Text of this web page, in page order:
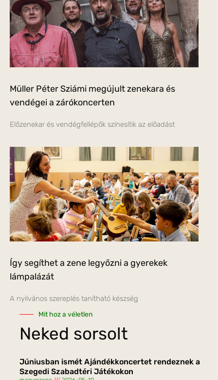
Müller Péter Sziámi megújult zenekara és
vendégei a zárókoncerten
Előzenekar és vendégfellépők színesítik az előadást
Így segíthet a zene legyőzni a gyerekek
lámpalázát
A nyilvános szereplés tanítható készség
Mit hoz a véletlen
Neked sorsolt
Júniusban ismét Ajándékkoncertet rendeznek a
Szegedi Szabadtéri Játékokon